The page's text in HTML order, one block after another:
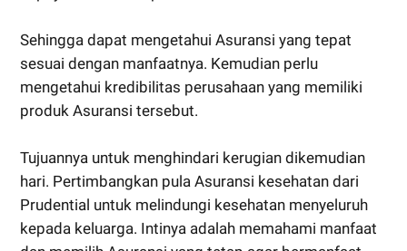
Sehingga dapat mengetahui Asuransi yang tepat
sesuai dengan manfaatnya. Kemudian perlu
mengetahui kredibilitas perusahaan yang memiliki
produk Asuransi tersebut.
Tujuannya untuk menghindari kerugian dikemudian
hari. Pertimbangkan pula Asuransi kesehatan dari
Prudential untuk melindungi kesehatan menyeluruh
kepada keluarga. Intinya adalah memahami manfaat